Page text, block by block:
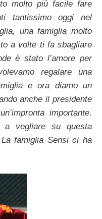
molto più facile fare
tantissimo oggi nel
una famiglia molto
a volte ti fa sbagliare
è stato l’amore per
regalare una
e ora diamo un
anche il presidente
importante.
a vegliare su questa
famiglia Sensi ci ha